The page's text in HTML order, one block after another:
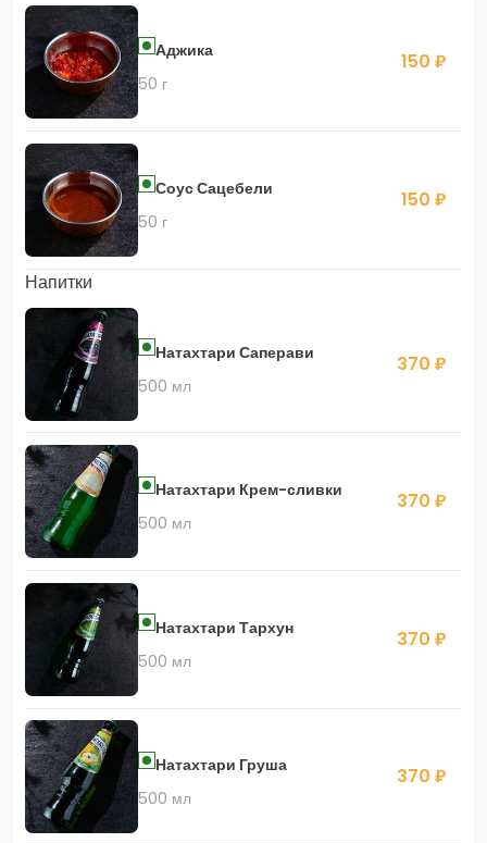
Аджика
50 г
150 ₽
Соус Сацебели
50 г
150 ₽
Напитки
Натахтари Саперави
500 мл
370 ₽
Натахтари Крем-сливки
500 мл
370 ₽
Натахтари Тархун
500 мл
370 ₽
Натахтари Груша
500 мл
370 ₽